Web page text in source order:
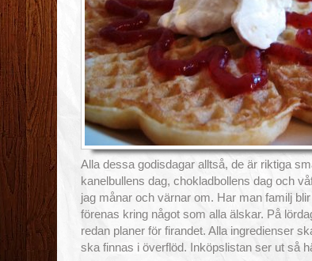
Alla dessa godisdagar alltså, de är riktiga
kanelbullens dag, chokladbollens dag och
jag månar och värnar om. Har man familj
förenas kring något som alla älskar. På
redan planer för firandet. Alla ingredienser
ska finnas i överflöd. Inköpslistan ser ut så